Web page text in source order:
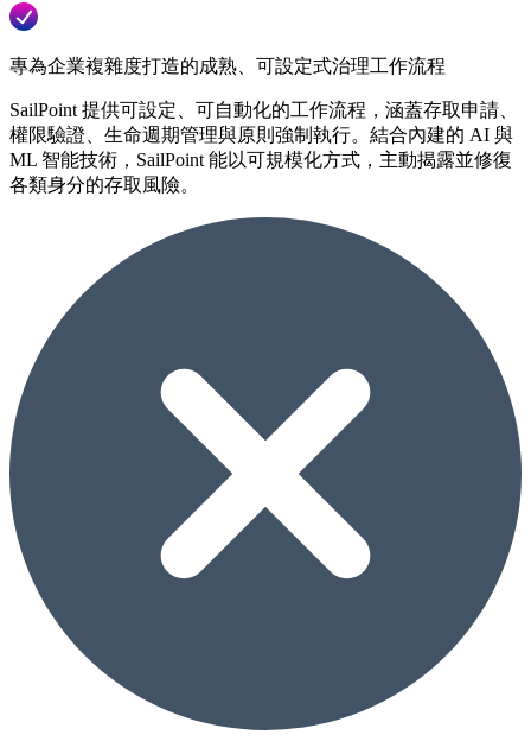
專為企業複雜度打造的成熟、可設定式治理工作流程
SailPoint 提供可設定、可自動化的工作流程，涵蓋存取申請、
權限驗證、生命週期管理與原則強制執行。結合內建的 AI 與
ML 智能技術，SailPoint 能以可規模化方式，主動揭露並修復
各類身分的存取風險。